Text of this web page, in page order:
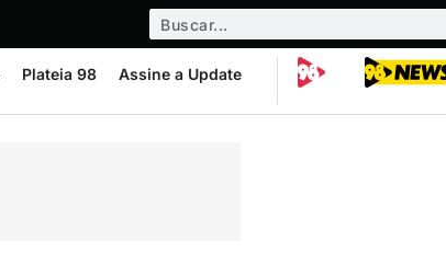
Plateia 98 Assine a Update